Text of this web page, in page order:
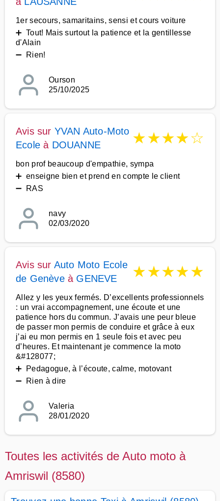
1er secours, samaritains, sensi et cours voiture
➕ Tout! Mais surtout la patience et la gentillesse
d'Alain
➖ Rien!
Ourson
25/10/2025
Avis sur YVAN Auto-Moto
Ecole à DOUANNE ★★★★☆
bon prof beaucoup d'empathie, sympa
➕ enseigne bien et prend en compte le client
➖ RAS
navy
02/03/2020
Avis sur Auto Moto Ecole
de Genèveà GENEVE ★★★★★
Allez y les yeux fermés. D’excellents professionnels
: un vrai accompagnement, une écoute et une
patience hors du commun. J’avais une peur bleue
de passer mon permis de conduire et grâce à eux
j’ai eu mon permis en 1 seule fois et avec peu
d’heures. Et maintenant je commence la moto
&#128077;
➕ Pedagogue, à l’écoute, calme, motovant
➖ Rien à dire
Valeria
28/01/2020
Toutes les activités de Auto moto à
Amriswil (8580)